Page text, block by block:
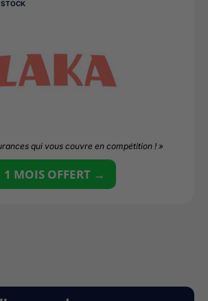
qui vous couvre en compétition ! »
1 MOIS OFFERT →